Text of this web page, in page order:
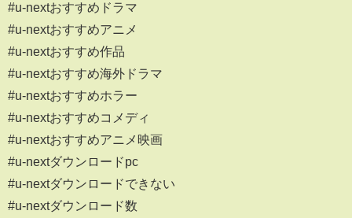
#u-nextおすすめドラマ
#u-nextおすすめアニメ
#u-nextおすすめ作品
#u-nextおすすめ海外ドラマ
#u-nextおすすめホラー
#u-nextおすすめコメディ
#u-nextおすすめアニメ映画
#u-nextダウンロードpc
#u-nextダウンロードできない
#u-nextダウンロード数